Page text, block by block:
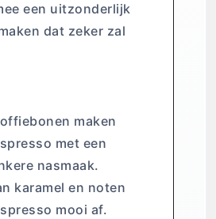
een uitzonderlijk
dat zeker zal
maken
met een
nasmaak.
karamel en noten
mooi af.